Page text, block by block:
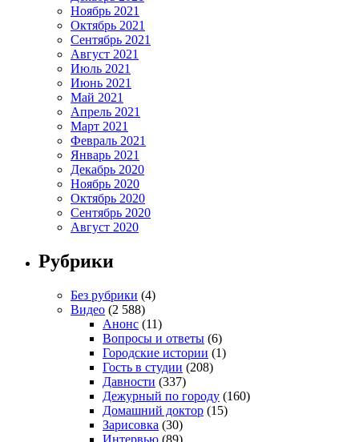
Ноябрь 2021
Октябрь 2021
Сентябрь 2021
Август 2021
Июль 2021
Июнь 2021
Май 2021
Апрель 2021
Март 2021
Февраль 2021
Январь 2021
Декабрь 2020
Ноябрь 2020
Октябрь 2020
Сентябрь 2020
Август 2020
Рубрики
Без рубрики (4)
Видео (2 588)
Анонс (11)
Вопросы и ответы (6)
Городские истории (1)
Гость в студии (208)
Давности (337)
Дежурный по городу (160)
Домашний доктор (15)
Зарисовка (30)
Интервью (89)